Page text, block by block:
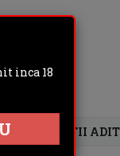
INFORMATII
inca 18